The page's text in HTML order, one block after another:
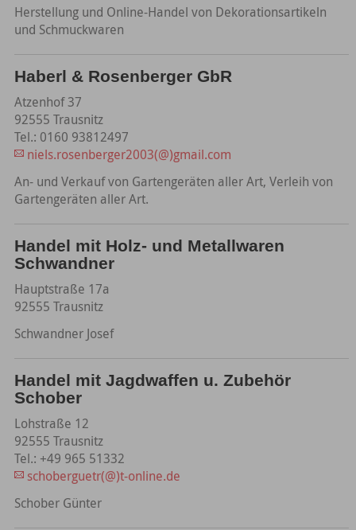
Herstellung und Online-Handel von Dekorationsartikeln
und Schmuckwaren
Haberl & Rosenberger GbR
Atzenhof 37
92555 Trausnitz
Tel.: 0160 93812497
niels.rosenberger2003(@)gmail.com
An- und Verkauf von Gartengeräten aller Art, Verleih von
Gartengeräten aller Art.
Handel mit Holz- und Metallwaren
Schwandner
Hauptstraße 17a
92555 Trausnitz
Schwandner Josef
Handel mit Jagdwaffen u. Zubehör
Schober
Lohstraße 12
92555 Trausnitz
Tel.: +49 965 51332
schoberguetr(@)t-online.de
Schober Günter